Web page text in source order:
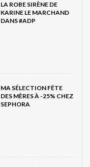
LA ROBE SIRÈNE DE
KARINE LE MARCHAND
DANS #ADP
MA SÉLECTION FÊTE
DES MÈRES À -25% CHEZ
SEPHORA